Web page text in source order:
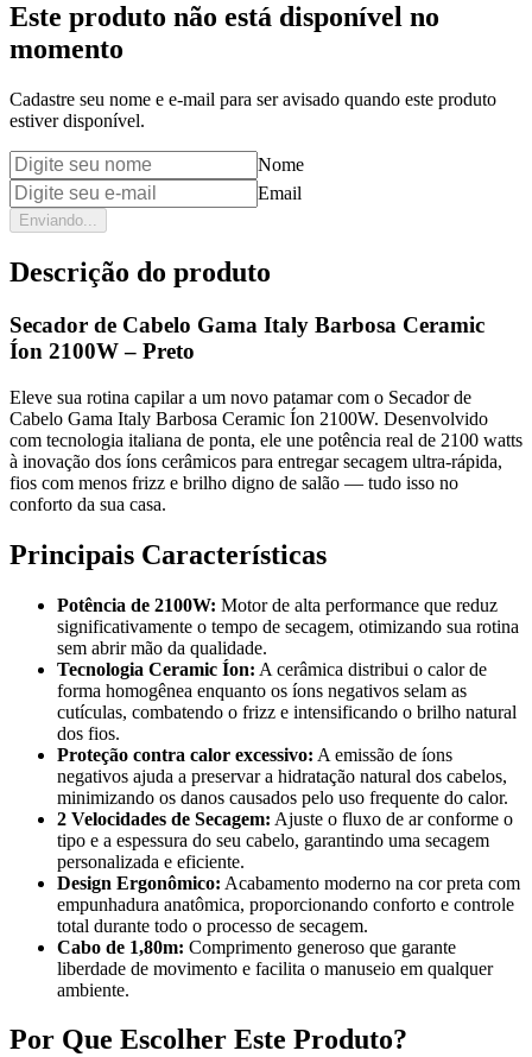
Este produto não está disponível no
momento
Cadastre seu nome e e-mail para ser avisado quando este produto
estiver disponível.
Nome
Email
Enviando...
Descrição do produto
Secador de Cabelo Gama Italy Barbosa Ceramic
Íon 2100W – Preto
Eleve sua rotina capilar a um novo patamar com o Secador de
Cabelo Gama Italy Barbosa Ceramic Íon 2100W. Desenvolvido
com tecnologia italiana de ponta, ele une potência real de 2100 watts
à inovação dos íons cerâmicos para entregar secagem ultra-rápida,
fios com menos frizz e brilho digno de salão — tudo isso no
conforto da sua casa.
Principais Características
Potência de 2100W: Motor de alta performance que reduz
significativamente o tempo de secagem, otimizando sua rotina
sem abrir mão da qualidade.
Tecnologia Ceramic Íon: A cerâmica distribui o calor de
forma homogênea enquanto os íons negativos selam as
cutículas, combatendo o frizz e intensificando o brilho natural
dos fios.
Proteção contra calor excessivo: A emissão de íons
negativos ajuda a preservar a hidratação natural dos cabelos,
minimizando os danos causados pelo uso frequente do calor.
2 Velocidades de Secagem: Ajuste o fluxo de ar conforme o
tipo e a espessura do seu cabelo, garantindo uma secagem
personalizada e eficiente.
Design Ergonômico: Acabamento moderno na cor preta com
empunhadura anatômica, proporcionando conforto e controle
total durante todo o processo de secagem.
Cabo de 1,80m: Comprimento generoso que garante
liberdade de movimento e facilita o manuseio em qualquer
ambiente.
Por Que Escolher Este Produto?